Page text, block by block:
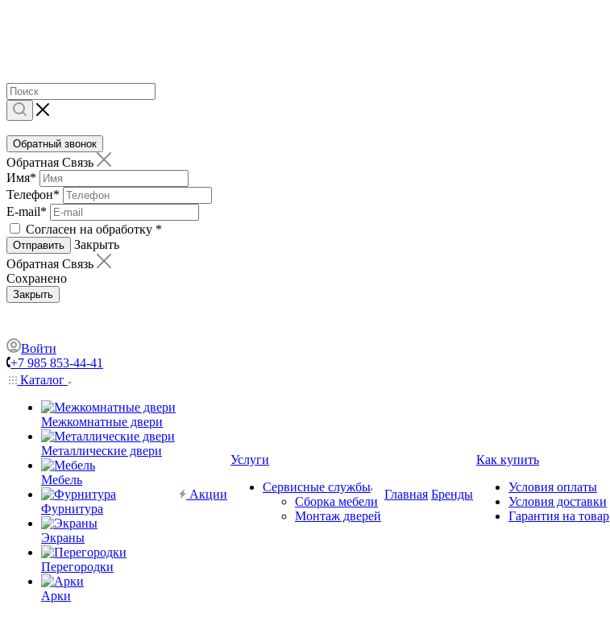
Обратный звонок
Обратная Связь
Имя*
Телефон*
E-mail*
Согласен на обработку *
Отправить
Закрыть
Обратная Связь
Сохранено
Закрыть
Войти
+7 985 853-44-41
Каталог
Межкомнатные двери
Металлические двери
Мебель
Фурнитура
Экраны
Перегородки
Арки
Акции
Услуги
Сервисные службы
Сборка мебели
Монтаж дверей
Главная Бренды
Как купить
Условия оплаты
Условия доставки
Гарантия на товар